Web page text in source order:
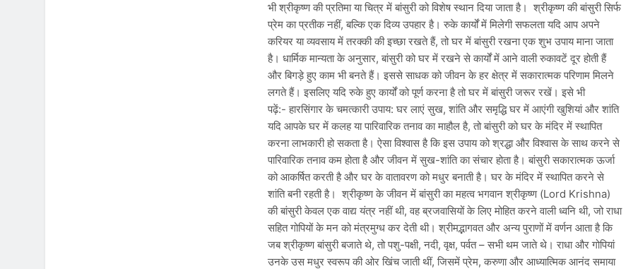
भी श्रीकृष्ण की प्रतिमा या चित्र में बांसुरी को विशेष स्थान दिया जाता है। श्रीकृष्ण की बांसुरी सिर्फ
प्रेम का प्रतीक नहीं, बल्कि एक दिव्य उपहार है। रुके कार्यों में मिलेगी सफलता यदि आप अपने
करियर या व्यवसाय में तरक्की की इच्छा रखते हैं, तो घर में बांसुरी रखना एक शुभ उपाय माना जाता
है। धार्मिक मान्यता के अनुसार, बांसुरी को घर में रखने से कार्यों में आने वाली रुकावटें दूर होती हैं
और बिगड़े हुए काम भी बनते हैं। इससे साधक को जीवन के हर क्षेत्र में सकारात्मक परिणाम मिलने
लगते हैं। इसलिए यदि रुके हुए कार्यों को पूर्ण करना है तो घर में बांसुरी जरूर रखें। इसे भी
पढ़ें:- हारसिंगार के चमत्कारी उपाय: घर लाएं सुख, शांति और समृद्धि घर में आएंगी खुशियां और शांति
यदि आपके घर में कलह या पारिवारिक तनाव का माहौल है, तो बांसुरी को घर के मंदिर में स्थापित
करना लाभकारी हो सकता है। ऐसा विश्वास है कि इस उपाय को श्रद्धा और विश्वास के साथ करने से
पारिवारिक तनाव कम होता है और जीवन में सुख-शांति का संचार होता है। बांसुरी सकारात्मक ऊर्जा
को आकर्षित करती है और घर के वातावरण को मधुर बनाती है। घर के मंदिर में स्थापित करने से
शांति बनी रहती है। श्रीकृष्ण के जीवन में बांसुरी का महत्व भगवान श्रीकृष्ण (Lord Krishna)
की बांसुरी केवल एक वाद्य यंत्र नहीं थी, वह ब्रजवासियों के लिए मोहित करने वाली ध्वनि थी, जो राधा
सहित गोपियों के मन को मंत्रमुग्ध कर देती थी। श्रीमद्भागवत और अन्य पुराणों में वर्णन आता है कि
जब श्रीकृष्ण बांसुरी बजाते थे, तो पशु-पक्षी, नदी, वृक्ष, पर्वत – सभी थम जाते थे। राधा और गोपियां
उनके उस मधुर स्वरूप की ओर खिंच जाती थीं, जिसमें प्रेम, करुणा और आध्यात्मिक आनंद समाया